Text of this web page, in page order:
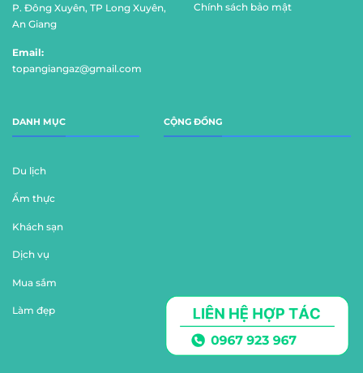
P. Đông Xuyên, TP Long Xuyên,
An Giang
Email:
topangiangaz@gmail.com
Chính sách bảo mật
DANH MỤC
Du lịch
Ẩm thực
Khách sạn
Dịch vụ
Mua sắm
Làm đẹp
CỘNG ĐỒNG